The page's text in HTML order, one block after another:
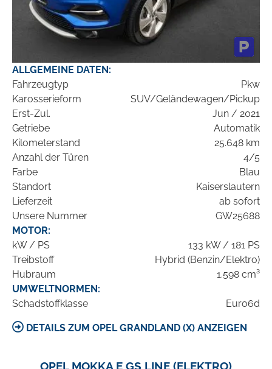
ALLGEMEINE DATEN:
Fahrzeugtyp
Pkw
Karosserieform
SUV/Geländewagen/Pickup
Erst-Zul.
Jun / 2021
Getriebe
Automatik
Kilometerstand
25.648 km
Anzahl der Türen
4/5
Farbe
Blau
Standort
Kaiserslautern
Lieferzeit
ab sofort
Unsere Nummer
GW25688
MOTOR:
kW / PS
133 kW / 181 PS
Treibstoff
Hybrid (Benzin/Elektro)
Hubraum
1.598 cm³
UMWELTNORMEN:
Schadstoffklasse
Euro6d
DETAILS ZUM OPEL GRANDLAND (X) ANZEIGEN
OPEL MOKKA E GS LINE (ELEKTRO)